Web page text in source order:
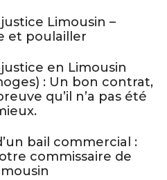
Limousin –
et poulailler
en Limousin
: Un bon contrat,
qu’il n’a pas été
bail commercial :
commissaire de